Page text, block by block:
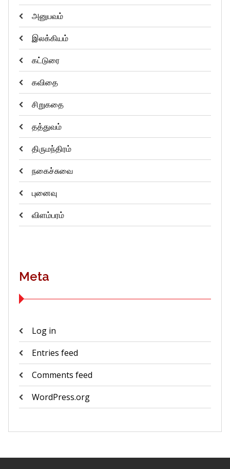
அனுபவம்
இலக்கியம்
கட்டுரை
கவிதை
சிறுகதை
தத்துவம்
திருமந்திரம்
நகைச்சுவை
புனைவு
விளம்பரம்
Meta
Log in
Entries feed
Comments feed
WordPress.org